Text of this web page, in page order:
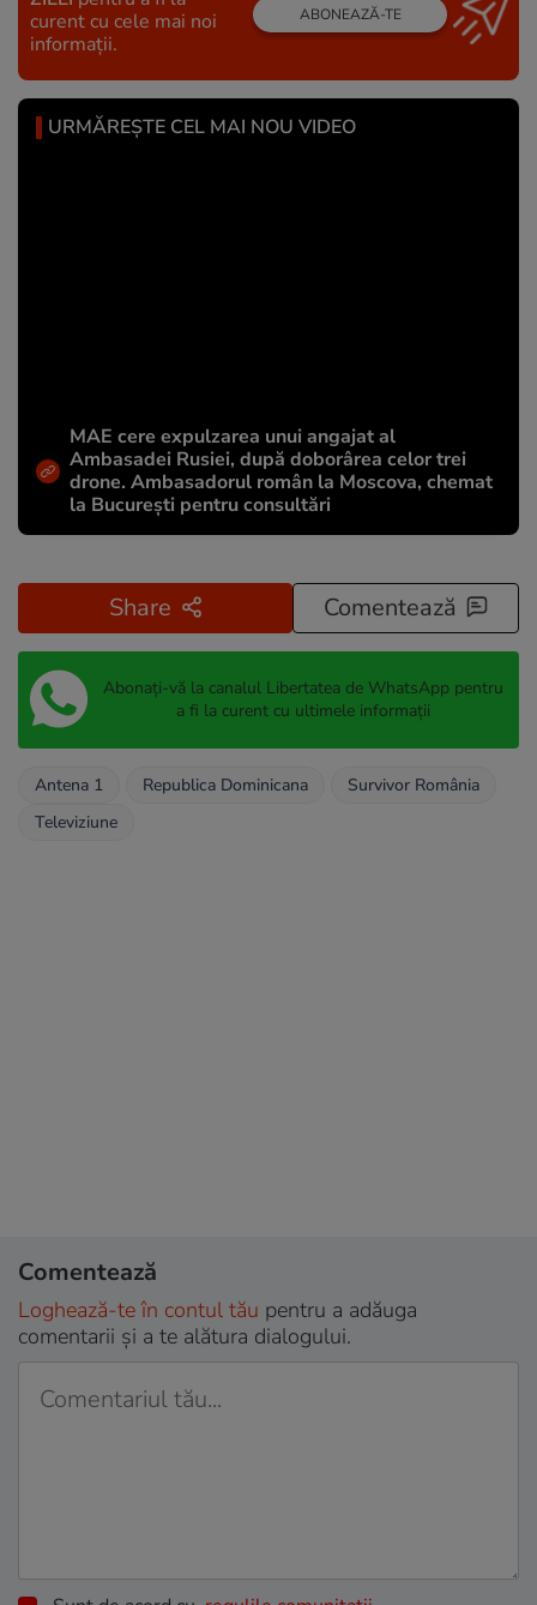
curent cu cele mai noi
informații.
ABONEAZĂ-TE
URMĂREȘTE CEL MAI NOU VIDEO
MAE cere expulzarea unui angajat al
Ambasadei Rusiei, după doborârea celor trei
drone. Ambasadorul român la Moscova, chemat
la București pentru consultări
Share Comentează
Abonați-vă la canalul Libertatea de WhatsApp pentru
a fi la curent cu ultimele informații
Antena 1 Republica Dominicana
Survivor România
Televiziune
Comentează
Loghează-te în contul tău pentru a adăuga
comentarii și a te alătura dialogului.